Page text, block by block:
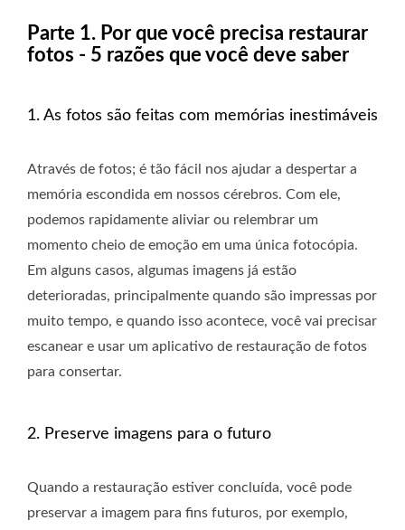
Parte 1. Por que você precisa restaurar
fotos - 5 razões que você deve saber
1. As fotos são feitas com memórias inestimáveis
Através de fotos; é tão fácil nos ajudar a despertar a
memória escondida em nossos cérebros. Com ele,
podemos rapidamente aliviar ou relembrar um
momento cheio de emoção em uma única fotocópia.
Em alguns casos, algumas imagens já estão
deterioradas, principalmente quando são impressas por
muito tempo, e quando isso acontece, você vai precisar
escanear e usar um aplicativo de restauração de fotos
para consertar.
2. Preserve imagens para o futuro
Quando a restauração estiver concluída, você pode
preservar a imagem para fins futuros, por exemplo,